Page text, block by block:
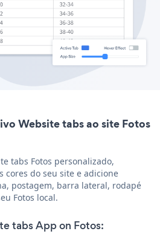
Website tabs ao site Fotos
tabs Fotos personalizado,
cores do seu site e adicione
postagem, barra lateral, rodapé
Fotos local.
tabs App on Fotos: